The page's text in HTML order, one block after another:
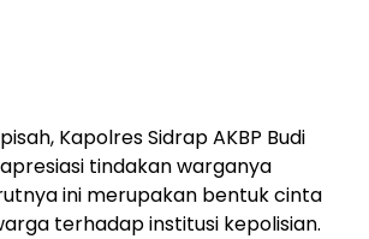
Kapolres Sidrap AKBP Budi
tindakan warganya
ini merupakan bentuk cinta
terhadap institusi kepolisian.